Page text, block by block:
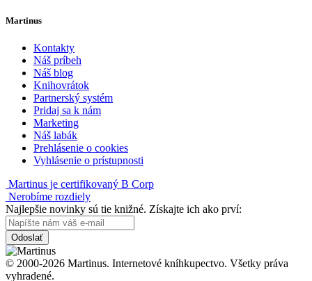
Martinus
Kontakty
Náš príbeh
Náš blog
Knihovrátok
Partnerský systém
Pridaj sa k nám
Marketing
Náš labák
Prehlásenie o cookies
Vyhlásenie o prístupnosti
Martinus je certifikovaný B Corp
Nerobíme rozdiely
Najlepšie novinky sú tie knižné. Získajte ich ako prví:
Odoslať
© 2000-2026 Martinus. Internetové kníhkupectvo. Všetky práva
vyhradené.